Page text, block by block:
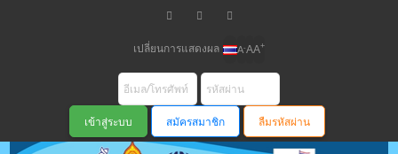
เปลี่ยนการแสดงผล A-AA+
สมัครสมาชิก ลืมรหัสผ่าน